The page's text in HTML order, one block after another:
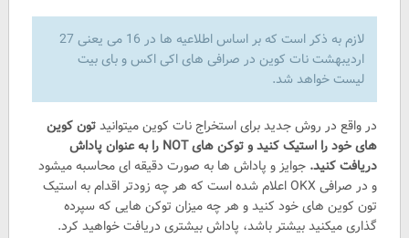
لازم به ذکر است که بر اساس اطلاعیه ها در 16 می یعنی 27
اردیبهشت نات کوین در صرافی های اکی اکس و بای بیت
لیست خواهد شد.
در واقع در روش جدید برای استخراج نات کوین میتوانیدتون کوین
های خود را استیک کنید و توکن های NOT را به عنوان پاداش
دریافت کنید. جوایز و پاداش ها به صورت دقیقه ای محاسبه میشود
و در صرافی OKX اعلام شده است که هر چه زودتر اقدام به استیک
تون کوین های خود کنید و هر چه میزان توکن هایی که سپرده
گذاری میکنید بیشتر باشد، پاداش بیشتری دریافت خواهید کرد.